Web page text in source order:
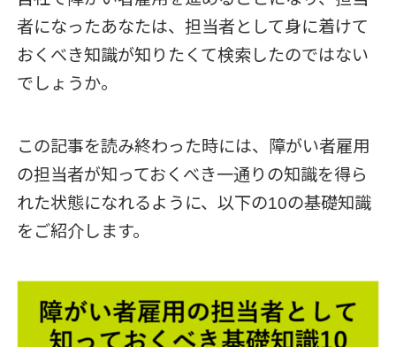
者になったあなたは、担当者として身に着けて
おくべき知識が知りたくて検索したのではない
でしょうか。
この記事を読み終わった時には、障がい者雇用
の担当者が知っておくべき一通りの知識を得ら
れた状態になれるように、以下の10の基礎知識
をご紹介します。